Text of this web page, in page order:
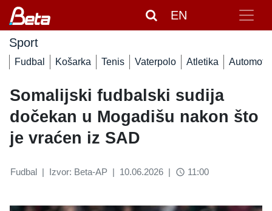
EN
Sport
Fudbal Košarka Tenis Vaterpolo Atletika Automoto
Somalijski fudbalski sudija
dočekan u Mogadišu nakon što
je vraćen iz SAD
Fudbal | Izvor: Beta-AP | 10.06.2026 | access_time 11:00